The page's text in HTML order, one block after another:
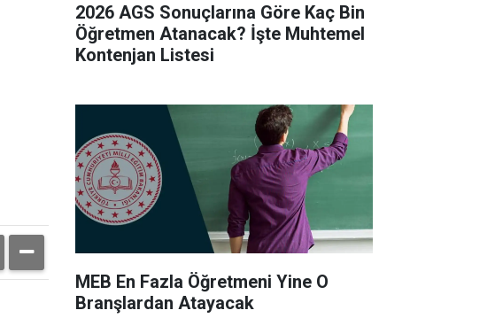
2026 AGS Sonuçlarına Göre Kaç Bin
Öğretmen Atanacak? İşte Muhtemel
Kontenjan Listesi
MEB En Fazla Öğretmeni Yine O
Branşlardan Atayacak